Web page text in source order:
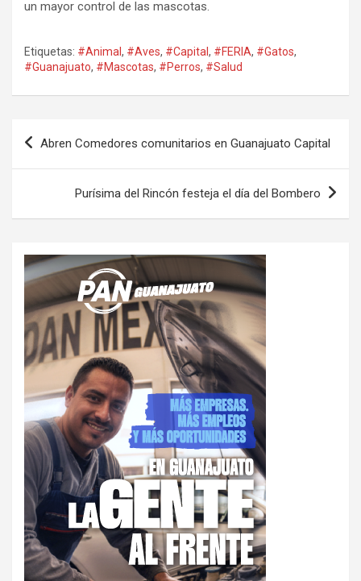
un mayor control de las mascotas.
Etiquetas: #Animal , #Aves, #Capital , #FERIA, #Gatos,
#Guanajuato, #Mascotas, #Perros, #Salud
Navegación
Abren Comedores comunitarios en Guanajuato Capital
Purísima del Rincón festeja el día del Bombero